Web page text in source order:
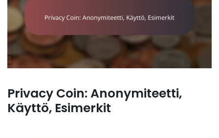
Privacy Coin: Anonymiteetti,
Käyttö, Esimerkit